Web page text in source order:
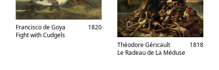
Francisco de Goya
Fight with Cudgels
1820
Théodore Géricault
Le Radeau de La Méduse
1818